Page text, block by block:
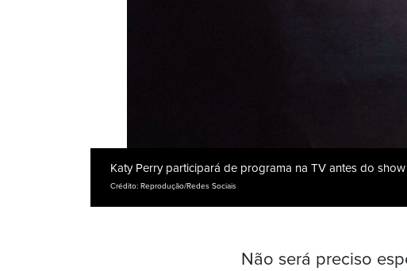
Katy Perry participará de programa na TV antes do
Crédito: Reprodução/Redes Sociais
Não será preciso